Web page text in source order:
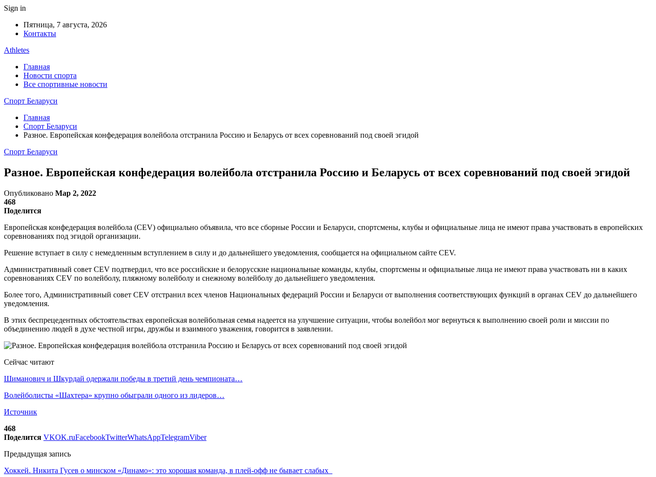
Sign in
Пятница, 7 августа, 2026
Контакты
Athletes
Главная
Новости спорта
Все спортивные новости
Спорт Беларуси
Главная
Спорт Беларуси
Разное. Европейская конфедерация волейбола отстранила Россию и Беларусь от всех соревнований под своей эгидой
Спорт Беларуси
Разное. Европейская конфедерация волейбола отстранила Россию и Беларусь от всех соревнований под своей эгидой
Опубликовано Мар 2, 2022
468
Поделится
Европейская конфедерация волейбола (CEV) официально объявила, что все сборные России и Беларуси, спортсмены, клубы и официальные лица не имеют права участвовать в европейских
соревнованиях под эгидой организации.
Решение вступает в силу с немедленным вступлением в силу и до дальнейшего уведомления, сообщается на официальном сайте CEV.
Административный совет CEV подтвердил, что все российские и белорусские национальные команды, клубы, спортсмены и официальные лица не имеют права участвовать ни в каких
соревнованиях CEV по волейболу, пляжному волейболу и снежному волейболу до дальнейшего уведомления.
Более того, Административный совет CEV отстранил всех членов Национальных федераций России и Беларуси от выполнения соответствующих функций в органах CEV до дальнейшего
уведомления.
В этих беспрецедентных обстоятельствах европейская волейбольная семья надеется на улучшение ситуации, чтобы волейбол мог вернуться к выполнению своей роли и миссии по
объединению людей в духе честной игры, дружбы и взаимного уважения, говорится в заявлении.
Сейчас читают
Шиманович и Шкурдай одержали победы в третий день чемпионата…
Волейболисты «Шахтера» крупно обыграли одного из лидеров…
Источник
468
Поделится VKOK.ruFacebookTwitterWhatsAppTelegramViber
Предыдущая запись
Хоккей. Никита Гусев о минском «Динамо»: это хорошая команда, в плей-офф не бывает слабых